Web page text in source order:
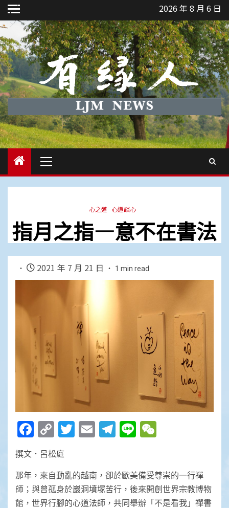
Skip
to
content
2026 年 8 月 6 日
Menu
心之道 心道談心
指月之指—意不在書法
2021 年 7 月 21 日 1 min read
Facebook
Copy
Link
Twitter
EmailTelegram
Line
撰文．呂松庭
那年，來自動亂的越南，卻於歐美備受尊崇的一行禪
師；與曾孤身於巖洞墳塜苦行，後來開創世界宗教博物
館，世界行腳的心道法師，共同舉辦「不是看我」禪書